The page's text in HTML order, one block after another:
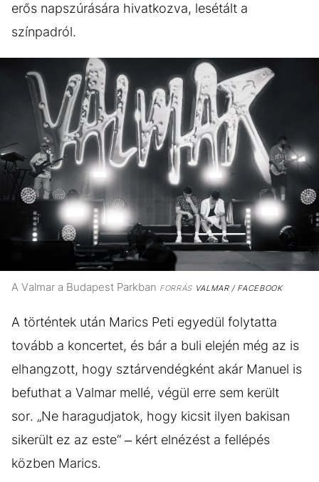
erős napszúrására hivatkozva, lesétált a
színpadról.
A Valmar a Budapest Parkban FORRÁSVALMAR / FACEBOOK
A történtek után Marics Peti egyedül folytatta
tovább a koncertet, és bár a buli elején még az is
elhangzott, hogy sztárvendégként akár Manuel is
befuthat a Valmar mellé, végül erre sem került
sor. „Ne haragudjatok, hogy kicsit ilyen bakisan
sikerült ez az este“ – kért elnézést a fellépés
közben Marics.